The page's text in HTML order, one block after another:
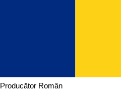
Producător Român